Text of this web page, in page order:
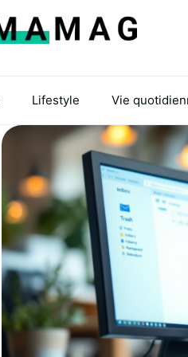
Lifestyle Vie